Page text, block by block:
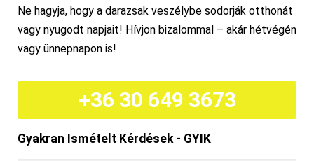
Ne hagyja, hogy a darazsak veszélybe sodorják otthonát
vagy nyugodt napjait! Hívjon bizalommal – akár hétvégén
vagy ünnepnapon is!
+36 30 649 3673
Gyakran Ismételt Kérdések - GYIK